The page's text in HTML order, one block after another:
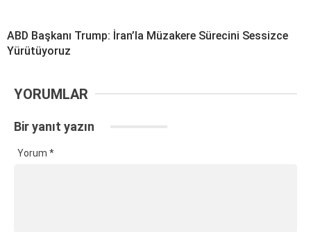
ABD Başkanı Trump: İran’la Müzakere Sürecini Sessizce
Yürütüyoruz
YORUMLAR
Bir yanıt yazın
Yorum *